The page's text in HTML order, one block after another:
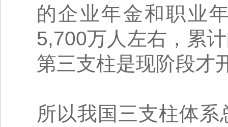
的企业年金和职业
5,700万人左右，累
第三支柱是现阶段才
所以我国三支柱体